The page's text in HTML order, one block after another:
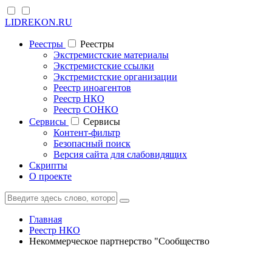
LIDREKON.RU
Реестры
Реестры
Экстремистские материалы
Экстремистские ссылки
Экстремистские организации
Реестр иноагентов
Реестр НКО
Реестр СОНКО
Cервисы
Cервисы
Контент-фильтр
Безопасный поиск
Версия сайта для слабовидящих
Скрипты
О проекте
Главная
Реестр НКО
Некоммерческое партнерство "Сообщество